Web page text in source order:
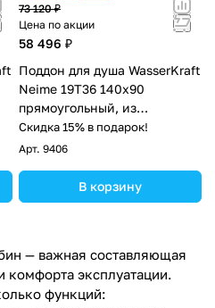
73 120 ₽
Цена по акции
58 496 ₽
Поддон для душа WasserKraft
Neime 19T36 140х90
прямоугольный, из
искусственного камня,
черный мрамор
Скидка 15% в подарок!
Арт. 9406
В корзину
— важная составляющая
комфорта эксплуатации.
функций: